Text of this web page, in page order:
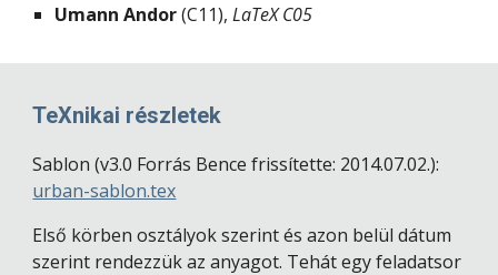
Umann Andor (C11), LaTeX C05
TeXnikai részletek
Sablon (
urban-sablon.tex
Első körben osztályok szerint és azon belül dátum
szerint rendezzük az anyagot. Tehát egy feladatsor